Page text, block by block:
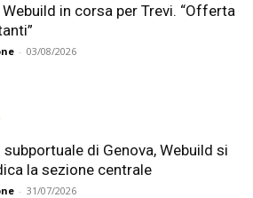
in corsa per Trevi. “Offerta
- 03/08/2026
subportuale di Genova, Webuild si
la sezione centrale
- 31/07/2026